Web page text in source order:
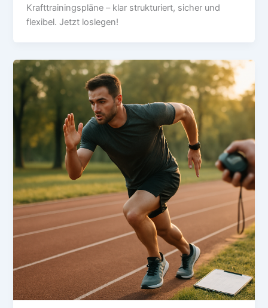
Krafttrainingspläne – klar strukturiert, sicher und
flexibel. Jetzt loslegen!